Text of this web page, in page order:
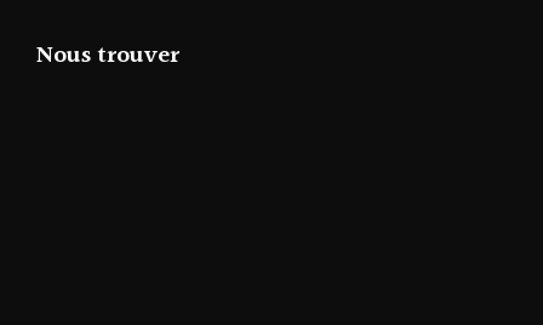
Nous trouver